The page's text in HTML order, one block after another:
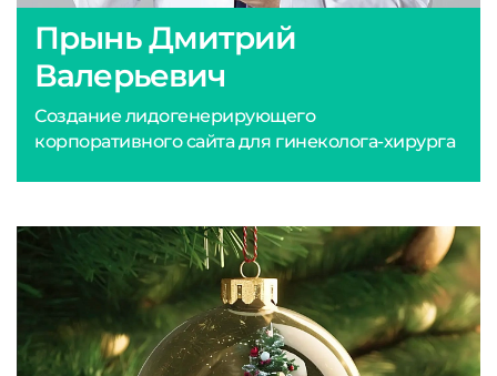
Прынь Дмитрий
Валерьевич
Создание лидогенерирующего
корпоративного сайта для гинеколога-хирурга